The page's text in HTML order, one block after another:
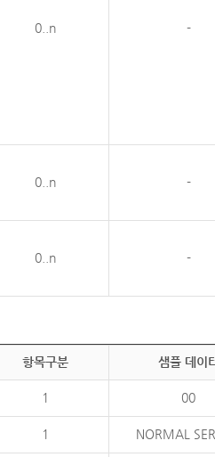
0..n -
0..n -
0..n -
항목구분 샘플 데이
1 00
1 NORMAL